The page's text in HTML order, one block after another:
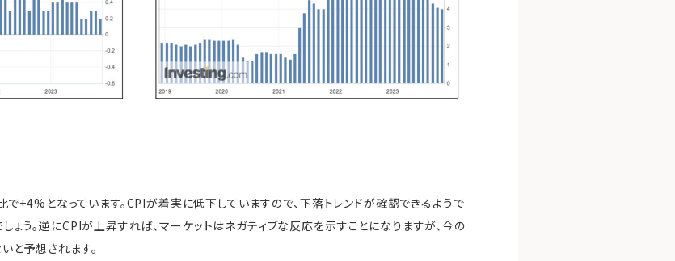
+4%となっています。CPIが着実に低下していますので、下落トレンドが確認できるようで
ょう。逆にCPIが上昇すれば、マーケットはネガティブな反応を示すことになりますが、今の
と予想されます。